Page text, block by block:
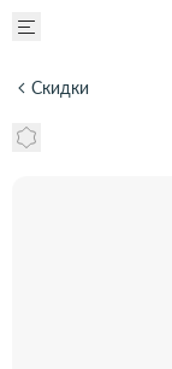
Скидки